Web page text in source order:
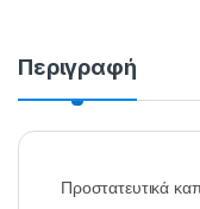
Περιγραφή
Προστατευτικά